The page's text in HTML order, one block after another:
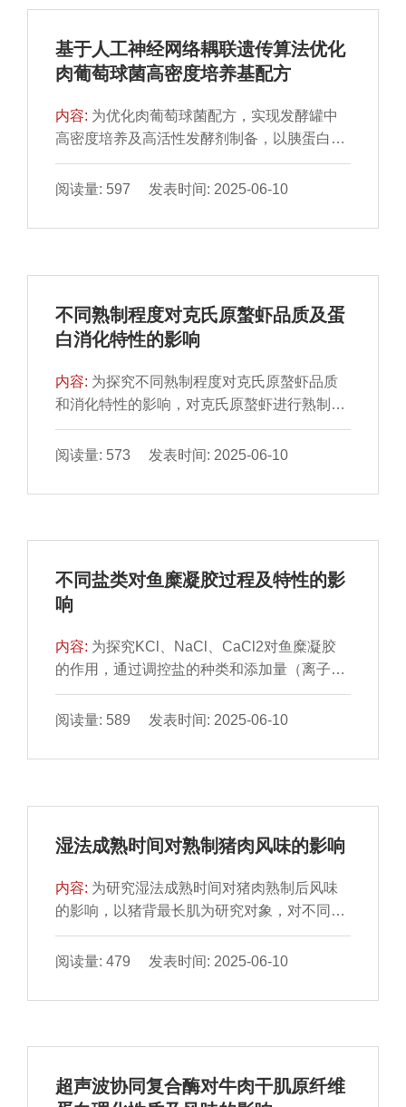
基于人工神经网络耦联遗传算法优化
肉葡萄球菌高密度培养基配方
内容: 为优化肉葡萄球菌配方，实现发酵罐中
高密度培养及高活性发酵剂制备，以胰蛋白胨
大豆肉汤培养基为基础培养基，采用单因素试
验与Box-Behnken响应面试验优化培养基配
neural network-genetic algorithm，ANN-
菌活菌数的最重要因素。与响应面优化模型相
方对肉葡萄球菌活菌数的影响，误差小且优化
效果更好，最佳培养基配方为葡萄糖3.21
g/L、磷酸氢二钾5.63 g/L、氯化钠5.0 g/L、七
水硫酸镁0.2 g/L。在5 L发酵罐水平小试最大
活菌数可达1.67×1010 CFU/mL。
阅读量: 597 发表时间: 2025-06-10
不同熟制程度对克氏原螯虾品质及蛋
白消化特性的影响
内容: 为探究不同熟制程度对克氏原螯虾品质
和消化特性的影响，对克氏原螯虾进行熟制处
理，使虾肉中心温度分别达到70、80、90、
100 ℃，通过测定虾肉水分含量、微观结构和
含量、表面疏水性、二级结构及蛋白消化率
着虾肉中心温度的升高，虾肉肌纤维束间隙增
大并失去弹性，品质下降。虾肉中心温度上升
导致虾肉蛋白氧化程度升高，羰基含量显著升
到3.569 nmol/mg，巯基含量显著降低（P＜
0.05）。蛋白质氧化会诱导蛋白质交联和聚
集，蛋白质适度氧化有利于提高蛋白消化率。
虾肉中心温度90 ℃时，蛋白质消化率达到最
化效果较佳，硬度和弹性适宜，能够较大程度
维持虾肉品质。
阅读量: 573 发表时间: 2025-06-10
不同盐类对鱼糜凝胶过程及特性的影
响
内容: 为探究KCl、NaCl、CaCl2对鱼糜凝胶
的作用，通过调控盐的种类和添加量（离子强
度）分析添加不同盐类对鱼糜凝胶的影响。结
果表明：相较于CaCl2，添加KCl、NaCl能更
高，KCl、NaCl、CaCl2均能提升鱼糜凝胶强
超过1.89%时，这些性质均有所降低。添加
在质量分数2.55%、5%、1.89%时达最大值。
折叠转变，而Ca2＋倾向于将α-螺旋转变为无
规卷曲和β-转角。当NaCl质量分数为3%时，
鱼糜凝胶离子键含量最高，而随着盐添加量的
提高，KCl组氢键与离子键含量于质量分数
流动水相对含量均高于CaCl2组，表明KCl、
NaCl组鱼糜凝胶网络保水性更强。本研究可为
阅读量: 589 发表时间: 2025-06-10
湿法成熟时间对熟制猪肉风味的影响
内容: 为研究湿法成熟时间对猪肉熟制后风味
的影响，以猪背最长肌为研究对象，对不同成
熟时间（1、12 h、1、3、5、7、10 d）猪肉
水煮熟制后的风味和滋味物质进行测定。结果
种挥发性风味物质，总含量呈先增加后降低的
为2 163.50 μg/kg；己醛、庚醛、辛醛、壬醛
随着成熟时间的延长，熟制猪肉呈味核苷酸和
阅读量: 479 发表时间: 2025-06-10
超声波协同复合酶对牛肉干肌原纤维